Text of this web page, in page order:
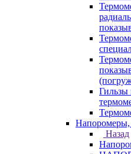
Гильзы
Напоромеры,
Назад